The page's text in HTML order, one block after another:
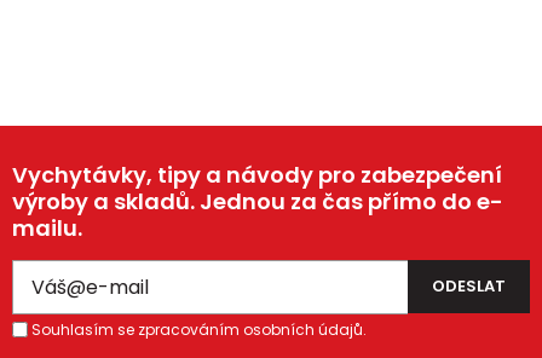
Vychytávky, tipy a návody pro zabezpečení
výroby a skladů. Jednou za čas přímo do e-
mailu.
Souhlasím se zpracováním osobních údajů.